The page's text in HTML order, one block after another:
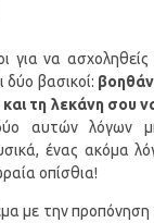
για να
δύο βασικοί:
τη λεκάνη σου
αυτών λόγων
ένας ακόμα
οπίσθια!
με την προπόνηση